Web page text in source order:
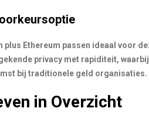
plus Ethereum passen ideaal voor
privacy met rapiditeit,
bij traditionele geld organisaties.
in Overzicht